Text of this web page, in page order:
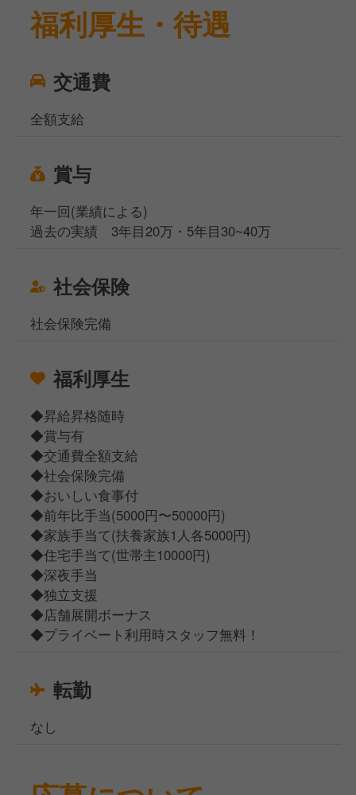
福利厚生・待遇
交通費
全額支給
賞与
年一回(業績による)
過去の実績 3年目20万・5年目30~40万
社会保険
社会保険完備
福利厚生
◆昇給昇格随時
◆賞与有
◆交通費全額支給
◆社会保険完備
◆おいしい食事付
◆前年比手当(5000円〜50000円)
◆家族手当て(扶養家族1人各5000円)
◆住宅手当て(世帯主10000円)
◆深夜手当
◆独立支援
◆店舗展開ボーナス
◆プライベート利用時スタッフ無料！
転勤
なし